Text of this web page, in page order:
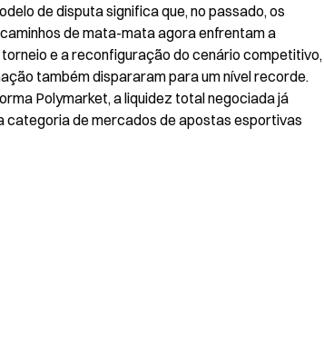
de disputa significa que, no passado, os
de mata-mata agora enfrentam a
e a reconfiguração do cenário competitivo,
também dispararam para um nível recorde.
Polymarket, a liquidez total negociada já
categoria de mercados de apostas esportivas